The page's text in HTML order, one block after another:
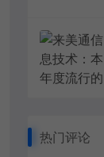
热门评论